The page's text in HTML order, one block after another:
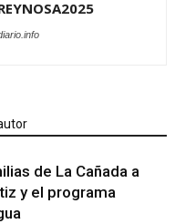
de La Cañada a
y el programa